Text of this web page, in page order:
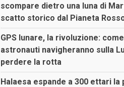
scompare dietro una luna di
scatto storico dal Pianeta
GPS lunare, la rivoluzione:
astronauti navigheranno sulla
perdere la rotta
Halaesa espande a 300 ettari la